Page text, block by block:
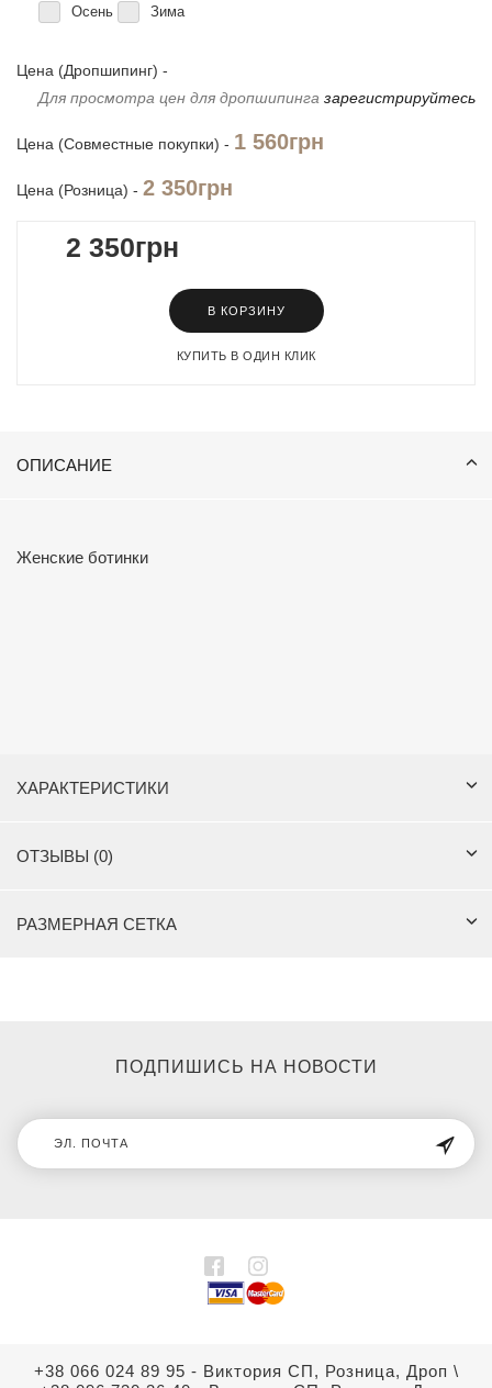
Осень Зима
Цена (Дропшипинг) -
Для просмотра цен для дропшипинга зарегистрируйтесь
Цена (Совместные покупки) - 1 560грн
Цена (Розница) - 2 350грн
2 350грн
В КОРЗИНУ
КУПИТЬ В ОДИН КЛИК
ОПИСАНИЕ
Женские ботинки
ХАРАКТЕРИСТИКИ
ОТЗЫВЫ (0)
РАЗМЕРНАЯ СЕТКА
ПОДПИШИСЬ НА НОВОСТИ
+38 066 024 89 95 - Виктория СП, Розница, Дроп \